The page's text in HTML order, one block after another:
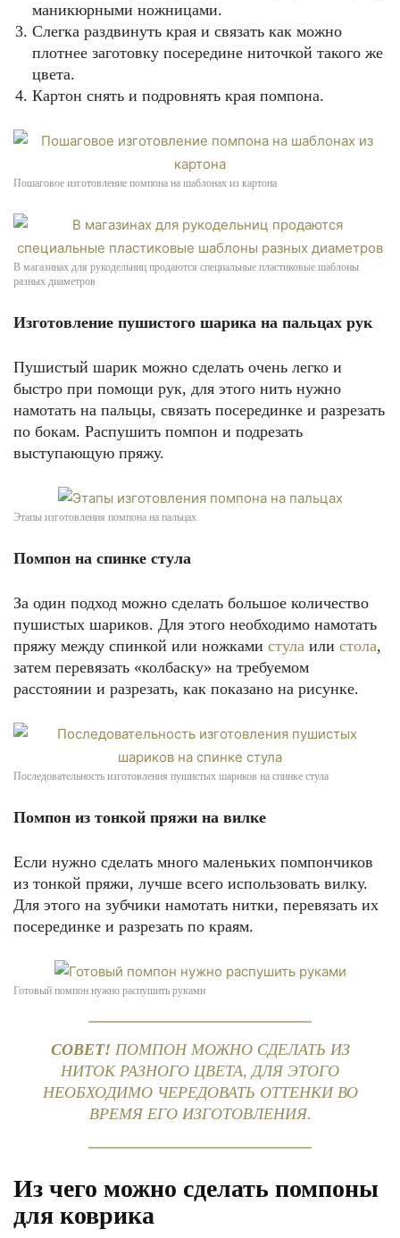
маникюрными ножницами.
Слегка раздвинуть края и связать как можно
плотнее заготовку посередине ниточкой такого же
цвета.
Картон снять и подровнять края помпона.
Пошаговое изготовление помпона на шаблонах из картона
В магазинах для рукодельниц продаются специальные пластиковые шаблоны
разных диаметров
Изготовление пушистого шарика на пальцах рук
Пушистый шарик можно сделать очень легко и
быстро при помощи рук, для этого нить нужно
намотать на пальцы, связать посерединке и разрезать
по бокам. Распушить помпон и подрезать
выступающую пряжу.
Этапы изготовления помпона на пальцах
Помпон на спинке стула
За один подход можно сделать большое количество
пушистых шариков. Для этого необходимо намотать
пряжу между спинкой или ножками стула или стола,
затем перевязать «колбаску» на требуемом
расстоянии и разрезать, как показано на рисунке.
Последовательность изготовления пушистых шариков на спинке стула
Помпон из тонкой пряжи на вилке
Если нужно сделать много маленьких помпончиков
из тонкой пряжи, лучше всего использовать вилку.
Для этого на зубчики намотать нитки, перевязать их
посерединке и разрезать по краям.
Готовый помпон нужно распушить руками
СОВЕТ! ПОМПОН МОЖНО СДЕЛАТЬ ИЗ
НИТОК РАЗНОГО ЦВЕТА, ДЛЯ ЭТОГО
НЕОБХОДИМО ЧЕРЕДОВАТЬ ОТТЕНКИ ВО
ВРЕМЯ ЕГО ИЗГОТОВЛЕНИЯ.
Из чего можно сделать помпоны
для коврика